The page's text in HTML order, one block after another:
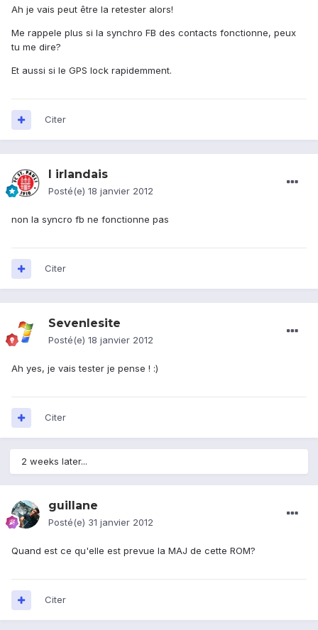
Ah je vais peut être la retester alors!
Me rappele plus si la synchro FB des contacts fonctionne, peux
tu me dire?
Et aussi si le GPS lock rapidemment.
Citer
l irlandais
Posté(e) 18 janvier 2012
non la syncro fb ne fonctionne pas
Citer
Sevenlesite
Posté(e) 18 janvier 2012
Ah yes, je vais tester je pense ! :)
Citer
2 weeks later...
guillane
Posté(e) 31 janvier 2012
Quand est ce qu'elle est prevue la MAJ de cette ROM?
Citer